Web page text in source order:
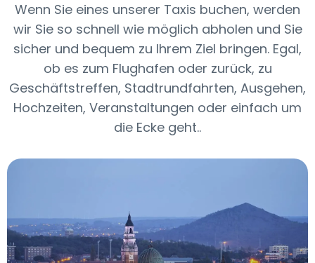
Wenn Sie eines unserer Taxis buchen, werden
wir Sie so schnell wie möglich abholen und Sie
sicher und bequem zu Ihrem Ziel bringen. Egal,
ob es zum Flughafen oder zurück, zu
Geschäftstreffen, Stadtrundfahrten, Ausgehen,
Hochzeiten, Veranstaltungen oder einfach um
die Ecke geht..